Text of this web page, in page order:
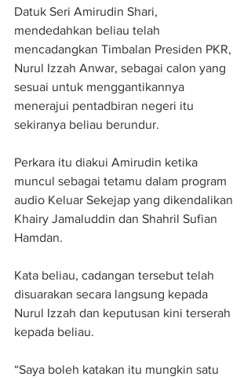
Datuk Seri Amirudin Shari,
mendedahkan beliau telah
mencadangkan Timbalan Presiden PKR,
Nurul Izzah Anwar, sebagai calon yang
sesuai untuk menggantikannya
menerajui pentadbiran negeri itu
sekiranya beliau berundur.
Perkara itu diakui Amirudin ketika
muncul sebagai tetamu dalam program
audio Keluar Sekejap yang dikendalikan
Khairy Jamaluddin dan Shahril Sufian
Hamdan.
Kata beliau, cadangan tersebut telah
disuarakan secara langsung kepada
Nurul Izzah dan keputusan kini terserah
kepada beliau.
“Saya boleh katakan itu mungkin satu